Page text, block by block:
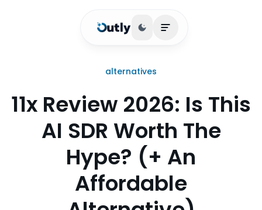
Basculer le thème
Ouvrir le menu
alternatives
11x Review 2026: Is This
AI SDR Worth The
Hype? (+ An
Affordable